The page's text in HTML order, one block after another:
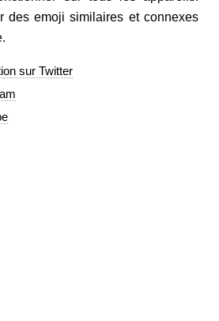
des emoji similaires et connexes
sur Twitter